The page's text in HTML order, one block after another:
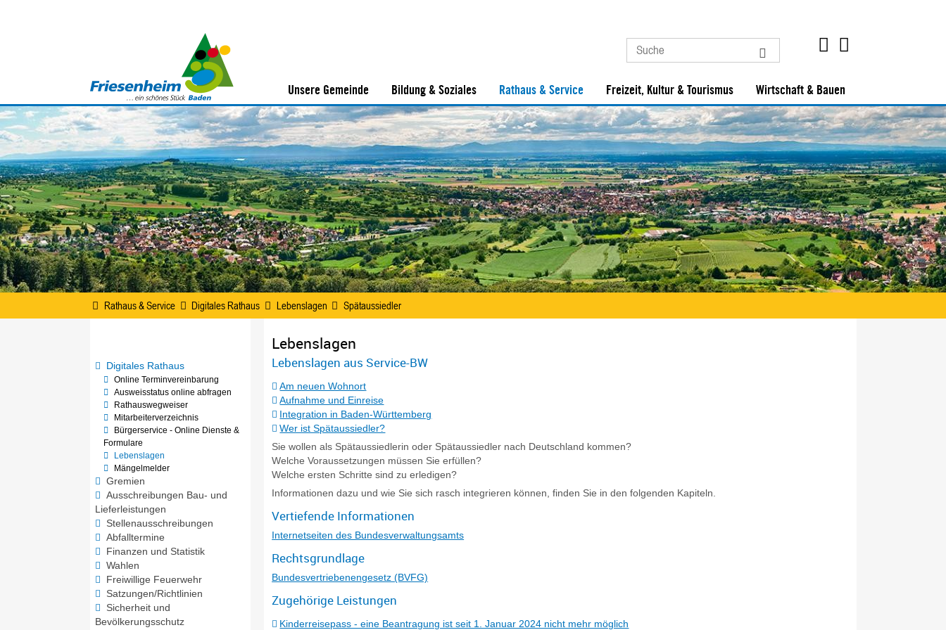
Unsere Gemeinde Bildung & Soziales Rathaus & Service Freizeit, Kultur & Tourismus Wirtschaft & Bauen
Rathaus & Service Digitales Rathaus Lebenslagen Spätaussiedler
Digitales Rathaus
Online Terminvereinbarung
Ausweisstatus online abfragen
Rathauswegweiser
Mitarbeiterverzeichnis
Bürgerservice - Online Dienste &
Formulare
Lebenslagen
Mängelmelder
Gremien
Ausschreibungen Bau- und
Lieferleistungen
Stellenausschreibungen
Abfalltermine
Finanzen und Statistik
Wahlen
Freiwillige Feuerwehr
Satzungen/Richtlinien
Sicherheit und
Bevölkerungsschutz
Lebenslagen
Lebenslagen aus Service-BW
Am neuen Wohnort
Aufnahme und Einreise
Integration in Baden-Württemberg
Wer ist Spätaussiedler?
Sie wollen als Spätaussiedlerin oder Spätaussiedler nach Deutschland kommen?
Welche Voraussetzungen müssen Sie erfüllen?
Welche ersten Schritte sind zu erledigen?
Informationen dazu und wie Sie sich rasch integrieren können, finden Sie in den folgenden Kapiteln.
Vertiefende Informationen
Internetseiten des Bundesverwaltungsamts
Rechtsgrundlage
Bundesvertriebenengesetz (BVFG)
Zugehörige Leistungen
Kinderreisepass - eine Beantragung ist seit 1. Januar 2024 nicht mehr möglich